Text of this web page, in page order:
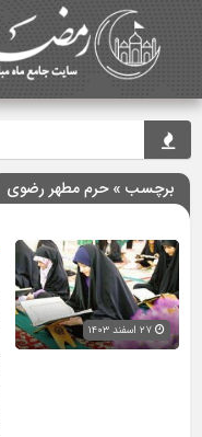
برچسب » حرم مطهر رضوی